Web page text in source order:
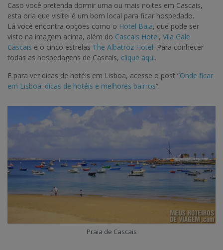
Caso você pretenda dormir uma ou mais noites em Cascais,
esta orla que visitei é um bom local para ficar hospedado.
Lá você encontra opções como o Hotel Baia, que pode ser
visto na imagem acima, além do Cascais Hotel, Vila Gale
Cascais e o cinco estrelas The Albatroz Hotel. Para conhecer
todas as hospedagens de Cascais, clique aqui.
E para ver dicas de hotéis em Lisboa, acesse o post “Onde ficar
em Lisboa: dicas de hotéis e melhores bairros“.
Praia de Cascais